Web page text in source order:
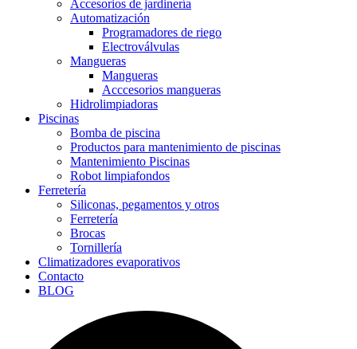
Accesorios de jardinería
Automatización
Programadores de riego
Electroválvulas
Mangueras
Mangueras
Acccesorios mangueras
Hidrolimpiadoras
Piscinas
Bomba de piscina
Productos para mantenimiento de piscinas
Mantenimiento Piscinas
Robot limpiafondos
Ferretería
Siliconas, pegamentos y otros
Ferretería
Brocas
Tornillería
Climatizadores evaporativos
Contacto
BLOG